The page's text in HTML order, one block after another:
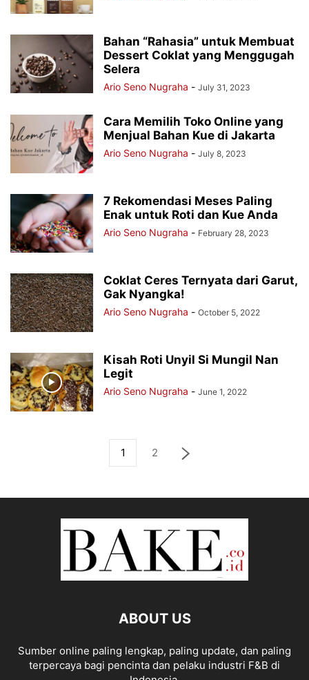
Bahan “Rahasia” untuk Membuat
Dessert Coklat yang Menggugah
Selera
Ario Seno Nugraha - July 31, 2023
Cara Memilih Toko Online yang
Menjual Bahan Kue di Jakarta
Ario Seno Nugraha - July 8, 2023
7 Rekomendasi Meses Paling
Enak untuk Roti dan Kue Anda
Ario Seno Nugraha - February 28, 2023
Coklat Ceres Ternyata dari Garut,
Gak Nyangka!
Ario Seno Nugraha - October 5, 2022
Kisah Roti Unyil Si Mungil Nan
Legit
Ario Seno Nugraha - June 1, 2022
1 2
ABOUT US
Sumber online paling lengkap, paling update, dan paling
terpercaya bagi pencinta dan pelaku industri F&B di